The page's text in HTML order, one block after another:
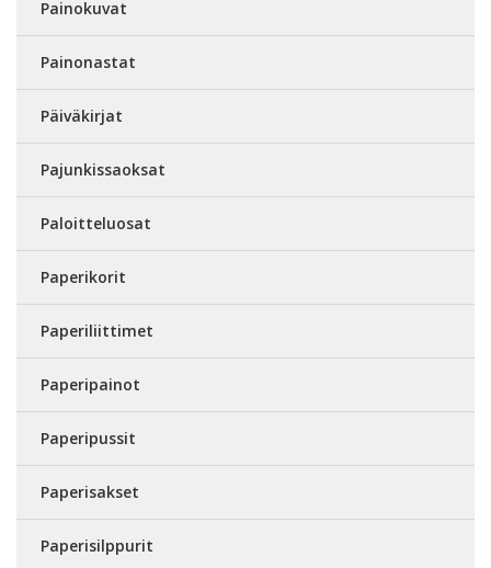
Painokuvat
Painonastat
Päiväkirjat
Pajunkissaoksat
Paloitteluosat
Paperikorit
Paperiliittimet
Paperipainot
Paperipussit
Paperisakset
Paperisilppurit